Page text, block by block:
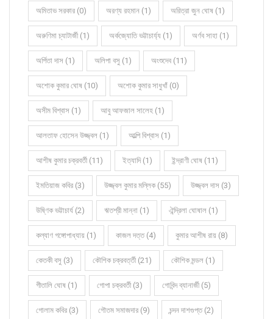
অমিতাভ সরকার (0) অরণ্য রহমান (1) অরিত্রা জুন ঘোষ (1)
অরুণিমা চ্যাটার্জী (1) অর্কজ্যোতি ভট্টাচার্য্য (1) অর্ণব সাহা (1)
অর্পিতা দাস (1) অলিপা বসু (1) অংশুদেব (11)
অশোক কুমার ঘোষ (10) অশোক কুমার সাধুখাঁ (0)
অসীম বিশ্বাস (1) আবু আফজাল সালেহ (1)
আলতাফ হোসেন উজ্জ্বল (1) আল্পি বিশ্বাস (1)
আশীষ কুমার চক্রবর্তী (11) ইত্যাদি (1) ইন্দ্রাণী ঘোষ (11)
ইমতিয়াজ কবির (3) উজ্জ্বল কুমার মল্লিক (55) উজ্জ্বল দাস (3)
উষ্ণিক ভট্টাচার্য (2) ঋতশ্রী মান্না (1) ঐন্দ্রিলা ঘোষাল (1)
কল্যাণ গঙ্গোপাধ্যায় (1) কাজল দত্ত (4) কুমার আশীষ রায় (8)
কেতকী বসু (3) কৌশিক চক্রবর্ত্তী (21) কৌশিক মন্ডল (1)
গীতালি ঘোষ (1) গোপা চক্রবর্তী (3) গোবিন্দ ব্যানার্জী (5)
গোলাম কবির (3) গৌতম সমাজদার (9) চন্দন দাশগুপ্ত (2)